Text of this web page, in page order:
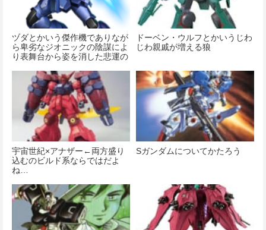
ヅダとかいう傑作機でありなが
ら卑劣なジオニックの陰謀によ
り表舞台から姿を消した悲運の
ドーベン・ウルフとかいうじわ
じわ親戚が増える狼
宇宙世紀×アナザー←両方盛り
込むのビルド系ならではだよ
ね…
Sガンダムについてかたろう